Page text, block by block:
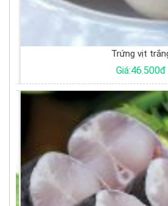
Trứng vịt trắng
Giá:46.500đ